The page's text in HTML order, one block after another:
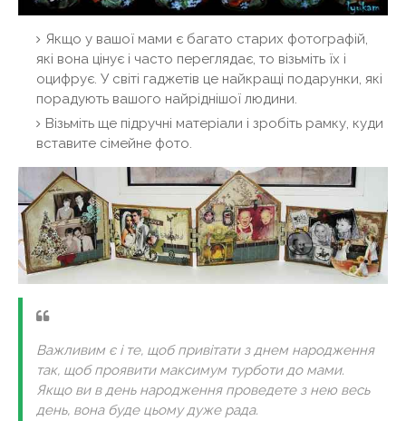
Якщо у вашої мами є багато старих фотографій,
які вона цінує і часто переглядає, то візьміть їх і
оцифрує. У світі гаджетів це найкращі подарунки, які
порадують вашого найріднішої людини.
Візьміть ще підручні матеріали і зробіть рамку, куди
вставите сімейне фото.
Важливим є і те, щоб привітати з днем ​​народження
так, щоб проявити максимум турботи до мами.
Якщо ви в день народження проведете з нею весь
день, вона буде цьому дуже рада.